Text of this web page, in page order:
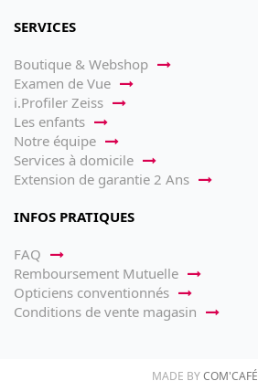
SERVICES
Boutique & Webshop
Examen de Vue
i.Profiler Zeiss
Les enfants
Notre équipe
Services à domicile
Extension de garantie 2 Ans
INFOS PRATIQUES
FAQ
Remboursement Mutuelle
Opticiens conventionnés
Conditions de vente magasin
MADE BYCOM'CAFÉ